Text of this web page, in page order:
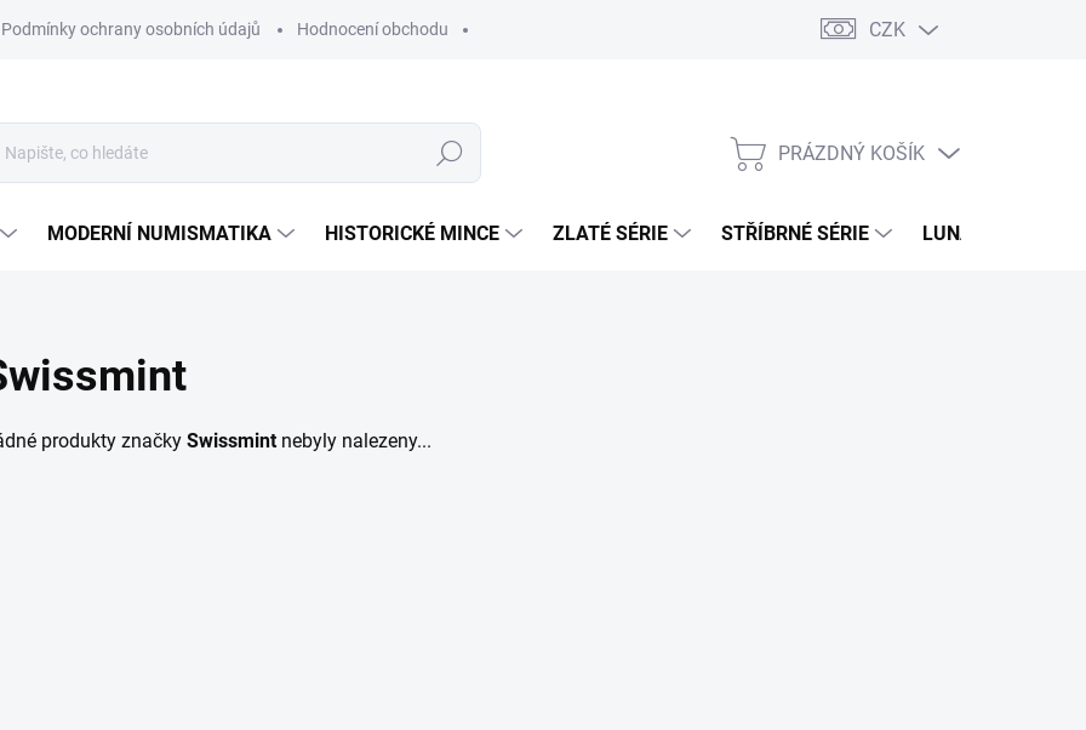
Podmínky ochrany osobních údajů Hodnocení obchodu CZK
Hledat
NÁKUPNÍ
PRÁZDNÝ KOŠÍK
MODERNÍ NUMISMATIKA HISTORICKÉ MINCE ZLATÉ SÉRIE STŘÍBRNÉ SÉRIE LUNÁRNÍ SÉRIE
produkty značky Swissmintnebyly nalezeny...